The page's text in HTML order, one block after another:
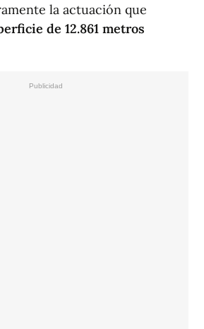
la actuación que
de 12.861 metros